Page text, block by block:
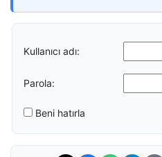
Kullanıcı adı:
Parola:
Beni hatırla